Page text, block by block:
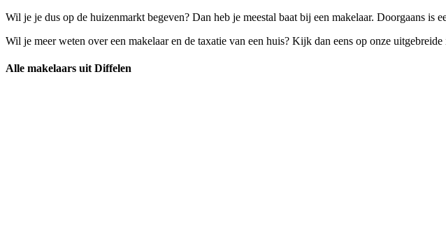
Wil je je dus op de huizenmarkt begeven? Dan heb je meestal baat bij een makelaar. Doorgaans is
Wil je meer weten over een makelaar en de taxatie van een huis? Kijk dan eens op onze
Alle makelaars uit Diffelen